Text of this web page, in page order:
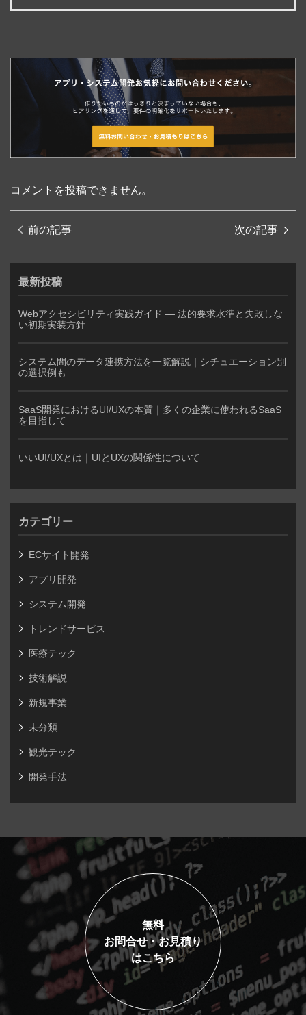
コメントを投稿できません。
前の記事 次の記事
最新投稿
Webアクセシビリティ実践ガイド — 法的要求水準と失敗しな
い初期実装方針
システム間のデータ連携方法を一覧解説｜シチュエーション別
の選択例も
SaaS開発におけるUI/UXの本質｜多くの企業に使われるSaaS
を目指して
いいUI/UXとは｜UIとUXの関係性について
カテゴリー
ECサイト開発
アプリ開発
システム開発
トレンドサービス
医療テック
技術解説
新規事業
未分類
観光テック
開発手法
無料
お問合せ・お見積り
はこちら